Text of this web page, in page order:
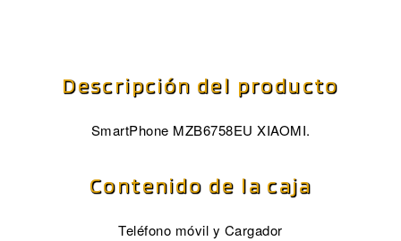
Descripción del producto
SmartPhone MZB6758EU XIAOMI.
Contenido de la caja
Teléfono móvil y Cargador